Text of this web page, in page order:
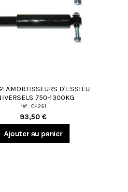
AMORTISSEURS D'ESSIEU
750-1300KG
réf : 04261
93,50 €
Ajouter au panier